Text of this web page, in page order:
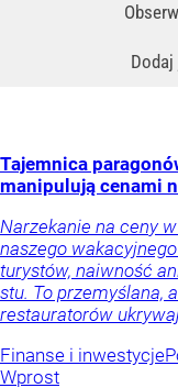
Tajemnica
manipulują cenami
Narzekanie na ceny
naszego
turystów, naiwność
stu. To przemyślana,
restauratorów
Finanse i inwestycje
Wprost